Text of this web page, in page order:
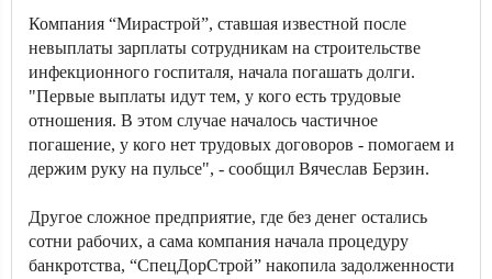
Компания “Мирастрой”, ставшая известной после
невыплаты зарплаты сотрудникам на строительстве
инфекционного госпиталя, начала погашать долги.
"Первые выплаты идут тем, у кого есть трудовые
отношения. В этом случае началось частичное
погашение, у кого нет трудовых договоров - помогаем и
держим руку на пульсе", - сообщил Вячеслав Берзин.
Другое сложное предприятие, где без денег остались
сотни рабочих, а сама компания начала процедуру
банкротства, “СпецДорСтрой” накопила задолженности